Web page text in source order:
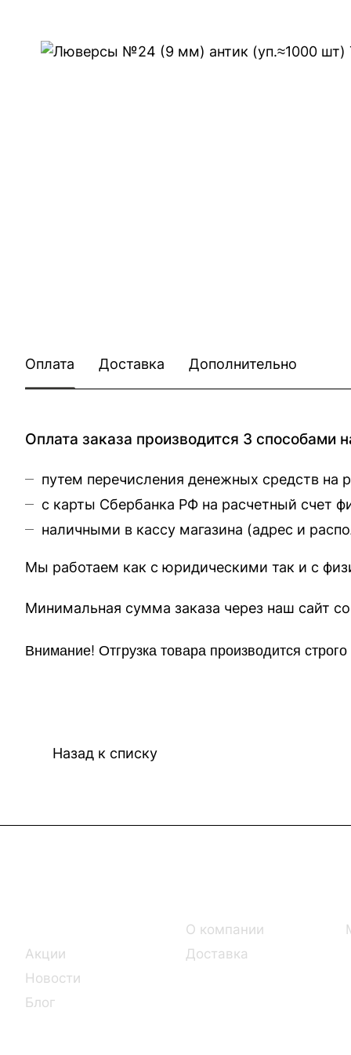
Оплата Доставка Дополнительно
Оплата заказа производится 3 способами
путем перечисления денежных средств на
с карты Сбербанка РФ на расчетный счет
наличными в кассу магазина (адрес и
Мы работаем как с юридическими так и с
Минимальная сумма заказа
Внимание! Отгрузка товара производится
Назад к списку
Акции
Новости
Блог
О компании
Доставка